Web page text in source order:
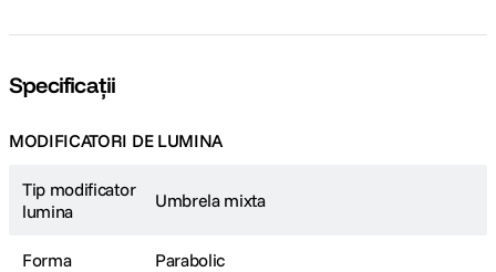
Specificații
MODIFICATORI DE LUMINA
Tip modificator
lumina
Umbrela mixta
Forma Parabolic